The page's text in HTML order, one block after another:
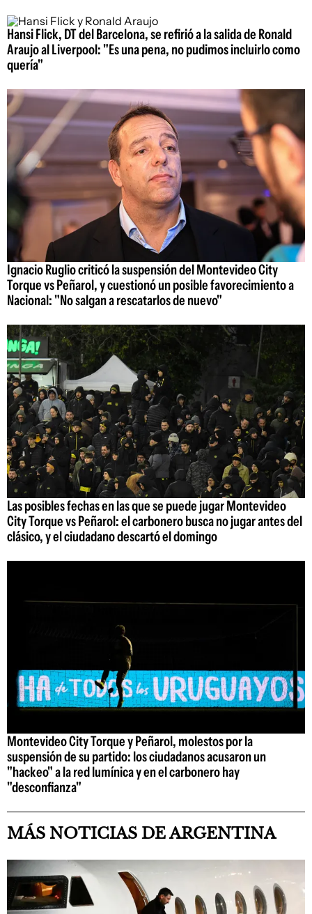
Hansi Flick, DT del Barcelona, se refirió a la salida de Ronald
Araujo al Liverpool: "Es una pena, no pudimos incluirlo como
quería"
Ignacio Ruglio criticó la suspensión del Montevideo City
Torque vs Peñarol, y cuestionó un posible favorecimiento a
Nacional: "No salgan a rescatarlos de nuevo"
Las posibles fechas en las que se puede jugar Montevideo
City Torque vs Peñarol: el carbonero busca no jugar antes del
clásico, y el ciudadano descartó el domingo
Montevideo City Torque y Peñarol, molestos por la
suspensión de su partido: los ciudadanos acusaron un
"hackeo" a la red lumínica y en el carbonero hay
"desconfianza"
MÁS NOTICIAS DE ARGENTINA